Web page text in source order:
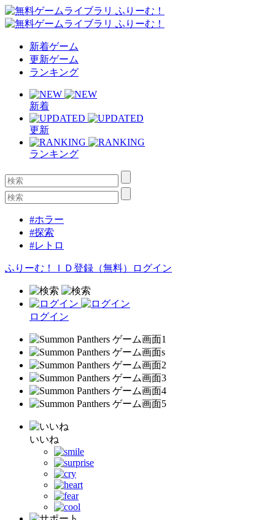
新着ゲーム
更新ゲーム
ランキング
新着
更新
ランキング
#ホラー
#探索
#レトロ
ふりーむ！ＩＤ登録（無料） ログイン
ログイン
いいね